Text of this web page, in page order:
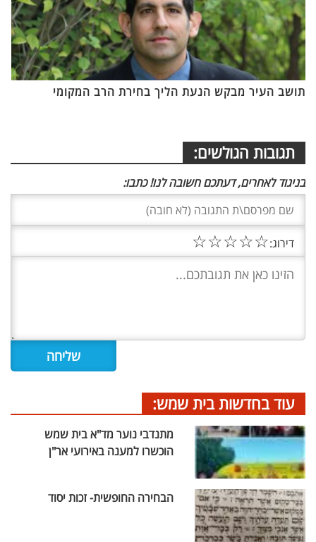
תושב העיר מבקש הנעת הליך בחירת הרב המקומי
תגובות הגולשים:
בניגוד לאחרים, דעתכם חשובה לנו! כתבו:
דירוג:☆
☆
☆
☆
☆
עוד בחדשות בית שמש:
מתנדבי נוער מד"א בית שמש
הוכשרו למענה באירועי אר"ן
הבחירה החופשית- זכות יסוד